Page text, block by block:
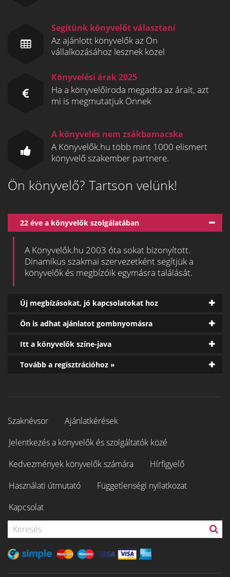
Segítünk könyvelőt választani
Az ajánlott könyvelők az Ön
vállalkozásához lesznek közel
Könyvelési árak 2025
Ha a könyvelőiroda megadta az árait, azt
mi is megmutatjuk Önnek
A könyvelés nem zsákbamacska
A Könyvelők.hu több mint 1000 elismert
könyvelő szakember partnere.
Ön könyvelő? Tartson velünk!
22 éve a könyvelők szolgálatában
A Könyvelők.hu 2003 óta sokat bizonyított.
Dinamikus szakmai szervezetként segítjük a
könyvelők és megbízóik egymásra találását.
Új megbízásokat, jó kapcsolatokat hoz
Ön is adhat ajánlatot gombnyomásra
Itt a könyvelők színe-java
Tovább a regisztrációhoz »
Szaknévsor
Ajánlatkérések
Jelentkezés a könyvelők és szolgáltatók közé
Kedvezmények könyvelők számára
Hírfigyelő
Használati útmutató
Függetlenségi nyilatkozat
Kapcsolat